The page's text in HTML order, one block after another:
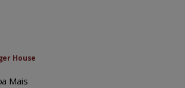
House
Mais